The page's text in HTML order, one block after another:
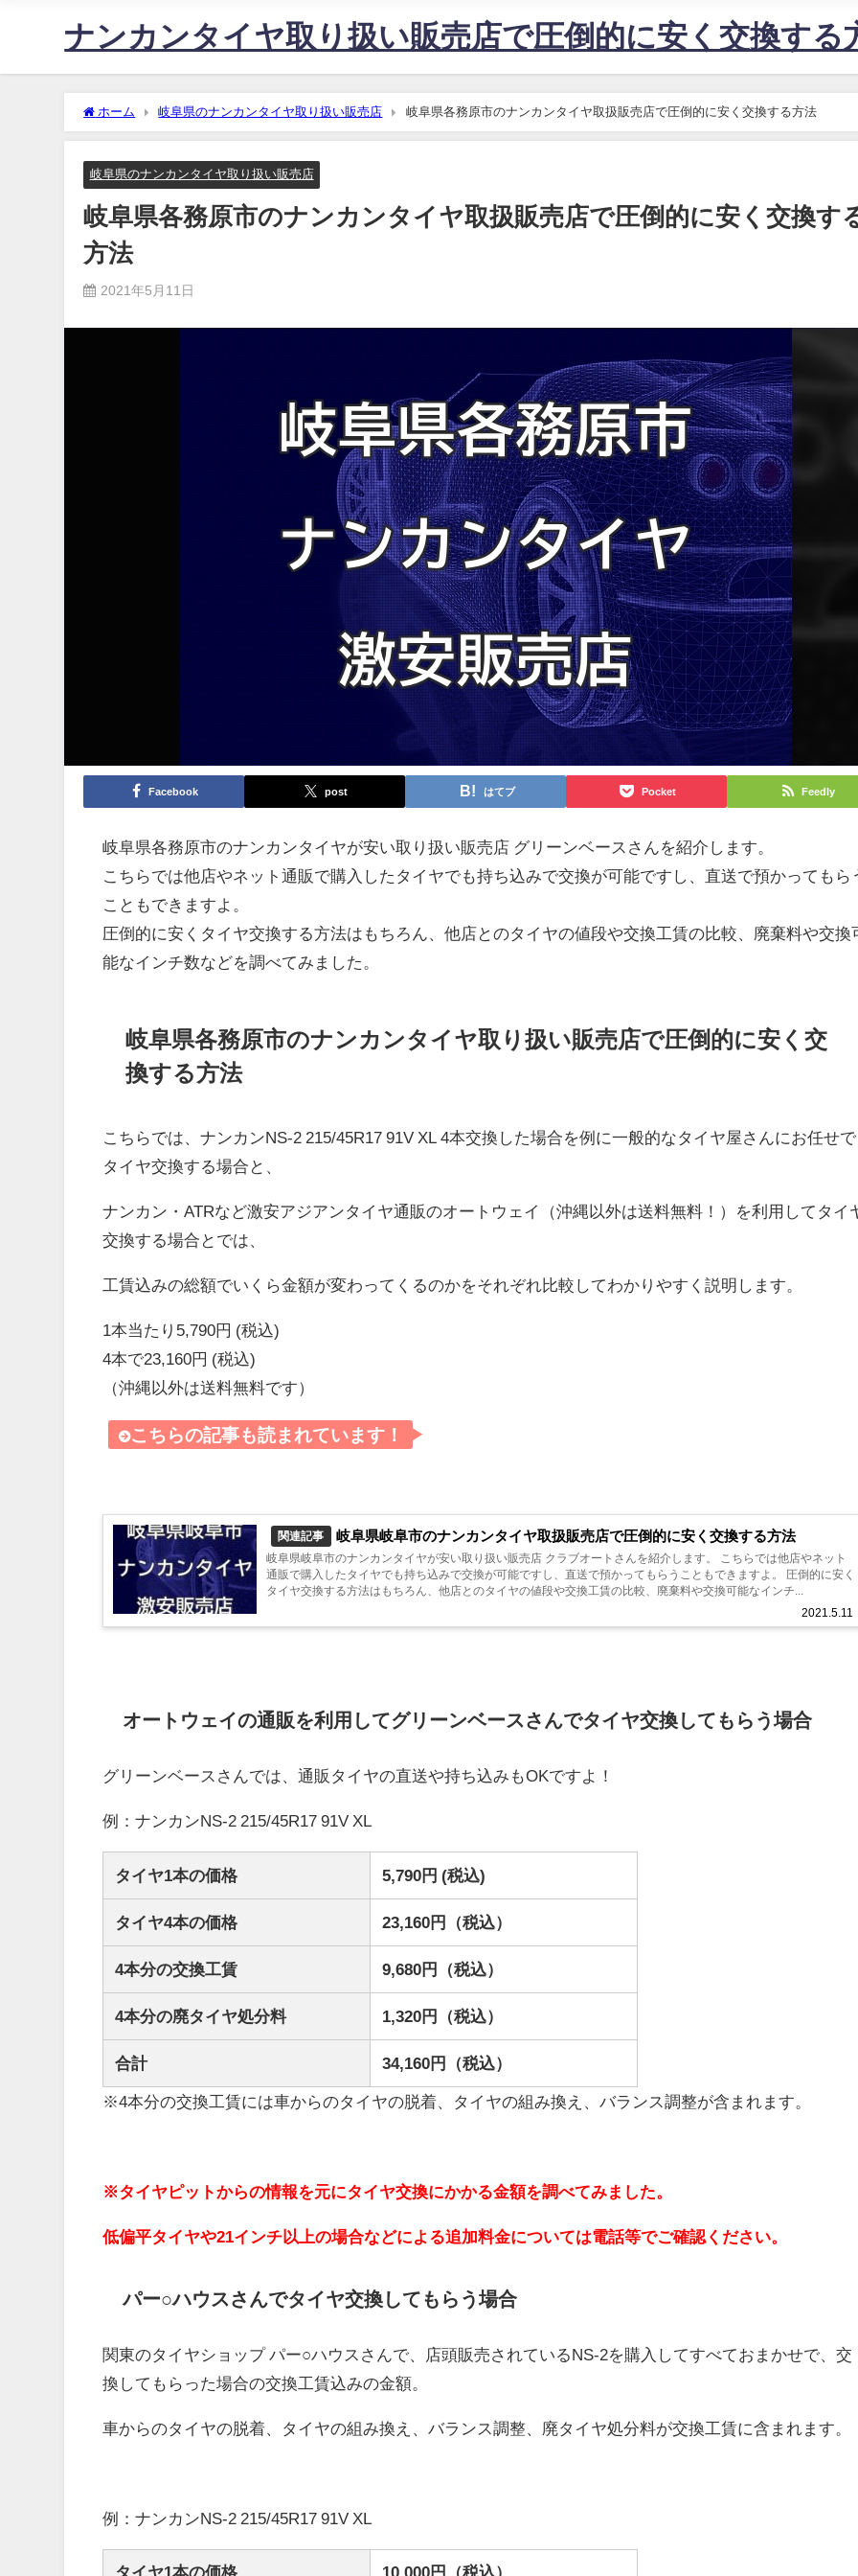
ナンカンタイヤ取り扱い販売店で圧倒的に安く交換する
ホーム 岐阜県のナンカンタイヤ取り扱い販売店 岐阜県各務原市のナンカンタイヤ取扱販売店で圧倒的に安く交換する方法
岐阜県のナンカンタイヤ取り扱い販売店
岐阜県各務原市のナンカンタイヤ取扱販売店で圧倒的に安く交換す
方法
2021年5月11日
Facebook post はてブ Pocket Feedly
岐阜県各務原市のナンカンタイヤが安い取り扱い販売店 グリーンベースさんを紹介します。
こちらでは他店やネット通販で購入したタイヤでも持ち込みで交換が可能ですし、直送で預かってもら
こともできますよ。
圧倒的に安くタイヤ交換する方法はもちろん、他店とのタイヤの値段や交換工賃の比較、廃棄料や交換
能なインチ数などを調べてみました。
岐阜県各務原市のナンカンタイヤ取り扱い販売店で圧倒的に安く交
換する方法
こちらでは、ナンカンNS-2 215/45R17 91V XL 4本交換した場合を例に一般的なタイヤ屋さんにお任せで
タイヤ交換する場合と、
ナンカン・ATRなど激安アジアンタイヤ通販のオートウェイ（沖縄以外は送料無料！）を利用してタイ
交換する場合とでは、
工賃込みの総額でいくら金額が変わってくるのかをそれぞれ比較してわかりやすく説明します。
1本当たり5,790円 (税込)
4本で23,160円 (税込)
（沖縄以外は送料無料です）
こちらの記事も読まれています！
関連記事 岐阜県岐阜市のナンカンタイヤ取扱販売店で圧倒的に安く交換する方法
2021.5.11
岐阜県岐阜市のナンカンタイヤが安い取り扱い販売店 クラブオートさんを紹介します。 こちらでは他店やネット
通販で購入したタイヤでも持ち込みで交換が可能ですし、直送で預かってもらうこともできますよ。 圧倒的に安く
タイヤ交換する方法はもちろん、他店とのタイヤの値段や交換工賃の比較、廃棄料や交換可能なインチ...
オートウェイの通販を利用してグリーンベースさんでタイヤ交換してもらう場合
グリーンベースさんでは、通販タイヤの直送や持ち込みもOKですよ！
例：ナンカンNS-2 215/45R17 91V XL
タイヤ1本の価格 5,790円 (税込)
タイヤ4本の価格 23,160円（税込）
4本分の交換工賃 9,680円（税込）
4本分の廃タイヤ処分料 1,320円（税込）
合計 34,160円（税込）
※4本分の交換工賃には車からのタイヤの脱着、タイヤの組み換え、バランス調整が含まれます。
※タイヤピットからの情報を元にタイヤ交換にかかる金額を調べてみました。
低偏平タイヤや21インチ以上の場合などによる追加料金については電話等でご確認ください。
パー○ハウスさんでタイヤ交換してもらう場合
関東のタイヤショップ パー○ハウスさんで、店頭販売されているNS-2を購入してすべておまかせで、交
換してもらった場合の交換工賃込みの金額。
車からのタイヤの脱着、タイヤの組み換え、バランス調整、廃タイヤ処分料が交換工賃に含まれます。
例：ナンカンNS-2 215/45R17 91V XL
タイヤ1本の価格 10,000円（税込）